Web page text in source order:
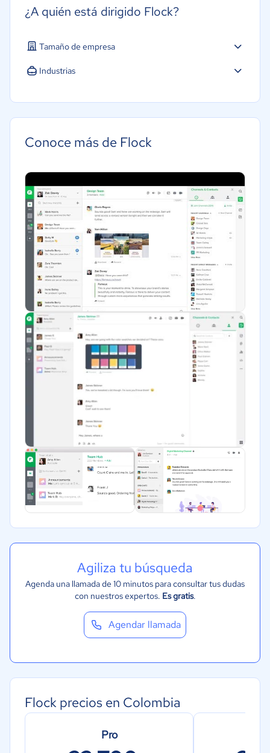
¿A quién está dirigido Flock?
Tamaño de empresa
Industrias
Conoce más de Flock
Agiliza tu búsqueda
Agenda una llamada de 10 minutos para consultar tus dudas
con nuestros expertos. Es gratis.
Agendar llamada
Flock precios en Colombia
Pro